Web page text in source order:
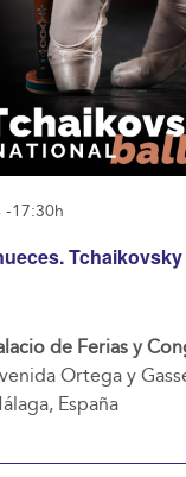
-17:30h
de Ferias y
Ortega y
España